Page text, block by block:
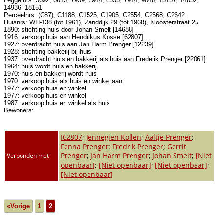
14936, 18151
Perceelnrs: (C87), C1188, C1525, C1905, C2554, C2568, C2642
Huisnrs: WH-138 (tot 1961), Zanddijk 29 (tot 1968), Kloosterstraat 25
1890: stichting huis door Johan Smelt [14688]
1916: verkoop huis aan Hendrikus Kosse [62807]
1927: overdracht huis aan Jan Harm Prenger [12239]
1928: stichting bakkerij bij huis
1937: overdracht huis en bakkerij als huis aan Frederik Prenger [22061]
1964: huis wordt huis en bakkerij
1970: huis en bakkerij wordt huis
1970: verkoop huis als huis en winkel aan
1977: verkoop huis en winkel
1977: verkoop huis en winkel
1987: verkoop huis en winkel als huis
Bewoners:
Verbonden met
I62807; Jennegien Kollen; Aaltje Prenger;
Fenna Prenger; Fredrik Prenger; Gerrit
Prenger; Jan Harm Prenger; Johan Smelt; [Niet
openbaar]; [Niet openbaar]; [Niet openbaar];
[Niet openbaar]
«Vorige 1 2